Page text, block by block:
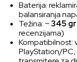
Baterija:
balansiranja
Težina: ~345
recenzijama)
Kompatibilnost:
PlayStation/